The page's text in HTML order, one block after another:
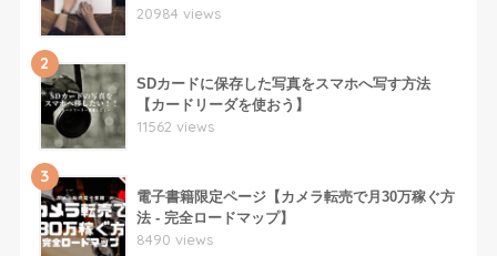
20984 views
2
SDカードに保存した写真をスマホへ写す方法
【カードリーダを使おう】
11562 views
3
電子書籍限定ページ【カメラ転売で月30万稼ぐ方
法 - 完全ロードマップ】
8490 views